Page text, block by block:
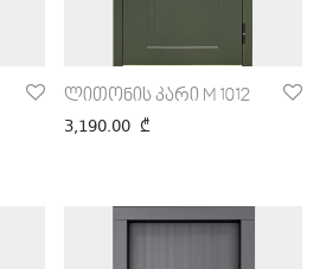
ლითონის კარი M 1012
3,190.00 ₾